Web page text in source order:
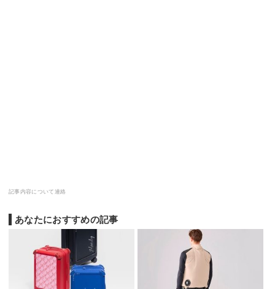
記事内容について連絡
あなたにおすすめの記事